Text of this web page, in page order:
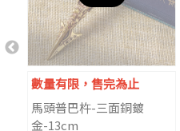
數量有限，售完為止
馬頭普巴杵-三面銅鍍
金-13cm